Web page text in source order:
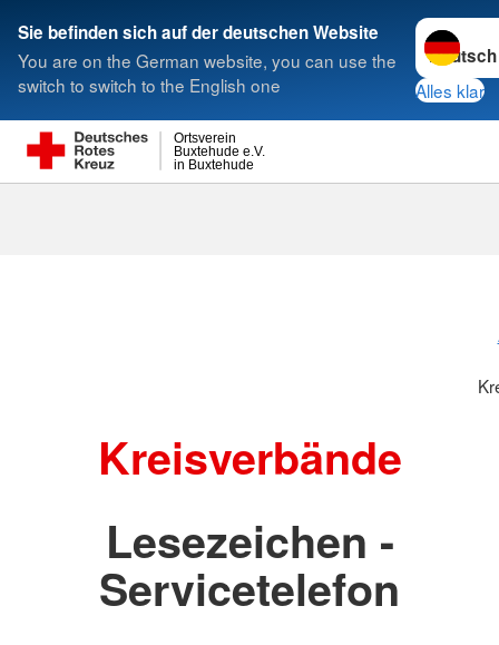
Sie befinden sich auf der deutschen Website
You are on the German website, you can use the
switch to switch to the English one
Sprache
Alles klar
in Buxtehude
Buxtehude e.V.
Ortsverein
Suche
Kreisverbände
Lesezeichen -
Servicetelefon